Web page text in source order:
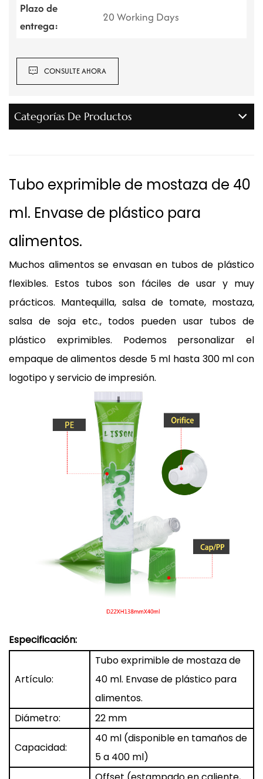
Plazo de
entrega:
20 Working Days
CONSULTE AHORA
Categorías De Productos
Tubo exprimible de mostaza de 40
ml. Envase de plástico para
alimentos.
Muchos alimentos se envasan en tubos de plástico
flexibles. Estos tubos son fáciles de usar y muy
prácticos. Mantequilla, salsa de tomate, mostaza,
salsa de soja etc., todos pueden usar tubos de
plástico exprimibles. Podemos personalizar el
empaque de alimentos desde 5 ml hasta 300 ml con
logotipo y servicio de impresión.
Especificación:
Artículo:
Tubo exprimible de mostaza de
40 ml. Envase de plástico para
alimentos.
Diámetro:
22 mm
Capacidad:
40 ml (disponible en tamaños de
5 a 400 ml)